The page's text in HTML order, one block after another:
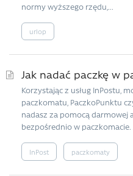
normy wyższego rzędu,...
urlop
Jak nadać paczkę w
Korzystając z usług InPostu,
paczkomatu, PaczkoPunktu
nadasz za pomocą darmowej
bezpośrednio w paczkomacie.
InPost paczkomaty